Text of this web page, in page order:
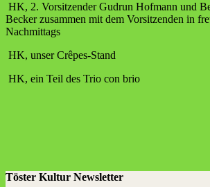
HK, 2. Vor­sit­zen­der Gud­run Hof­mann und
Becker zusam­men mit dem Vor­sit­zen­den in
Nachmittags
HK, unser Crêpes-Stand
HK, ein Teil des Trio con brio
Töster Kultur Newsletter